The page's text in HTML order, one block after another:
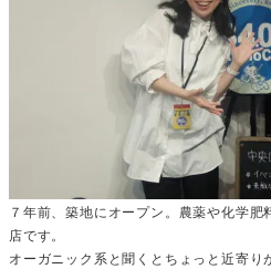
７年前、築地にオープン。農薬や化学
店です。
オーガニック系と聞くとちょっと近寄